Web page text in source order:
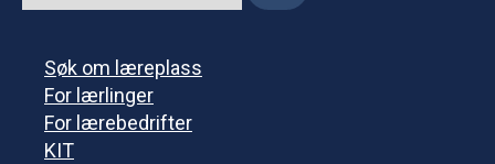
Søk om læreplass
For lærlinger
For lærebedrifter
KIT